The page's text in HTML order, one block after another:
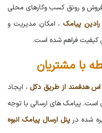
و رونق کسب وکارهای محلی
پیامک ، امکان مدیریت و
کیفیت فراهم شده است.
با مشتریان
هدفمند از طریق دکل، ایجاد
است. پیامک های ارسالی با توجه
شده در پنل ارسال پیامک انبوه